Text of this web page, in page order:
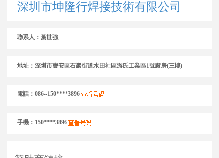
深圳市坤隆行焊接技術有限公司
聯系人：葉世強
地址：深圳市寶安區石巖街道水田社區游氏工業區1號廠房(三樓)
電話：086--150****3896
手機：150****3896